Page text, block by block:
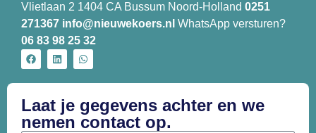
Vlietlaan 2 1404 CA Bussum Noord-Holland 0251
271367 info@nieuwekoers.nl WhatsApp versturen?
06 83 98 25 32
Laat je gegevens achter en we
nemen contact op.